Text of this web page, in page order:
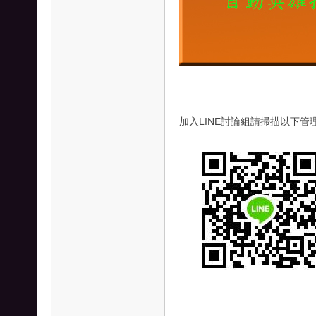
加入LINE討論組請掃描以下管